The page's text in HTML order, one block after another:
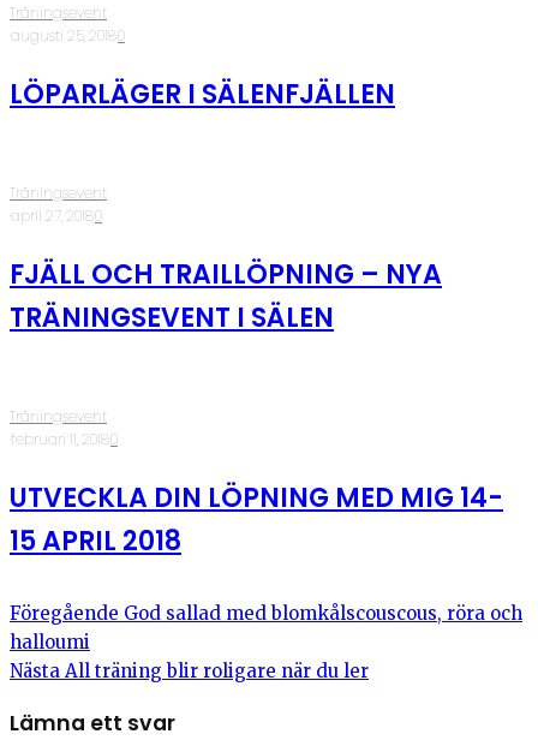
Träningsevent
·augusti 25, 2018·0
LÖPARLÄGER I SÄLENFJÄLLEN
Träningsevent
·april 27, 2018·0
FJÄLL OCH TRAILLÖPNING – NYA
TRÄNINGSEVENT I SÄLEN
Träningsevent
·februari 11, 2018·0
UTVECKLA DIN LÖPNING MED MIG 14-
15 APRIL 2018
Föregående God sallad med blomkålscouscous, röra och
halloumi
Nästa All träning blir roligare när du ler
Lämna ett svar